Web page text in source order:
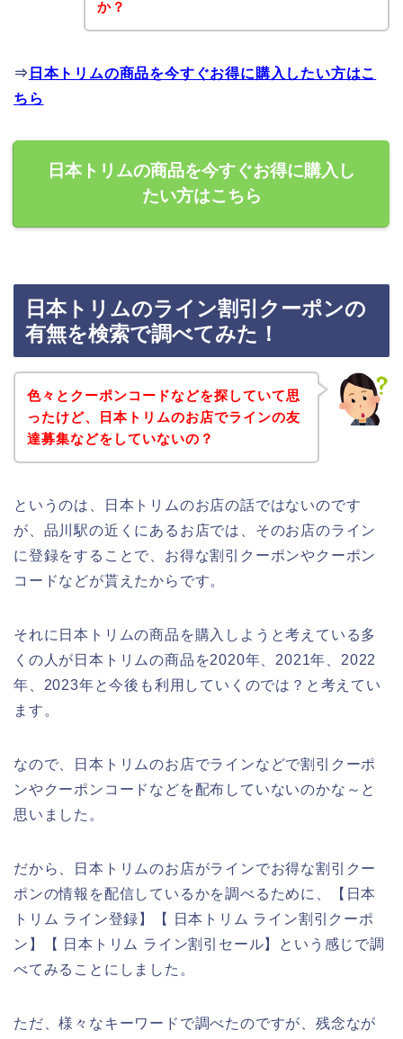
か？
⇒ 日本トリムの商品を今すぐお得に購入したい方はこ
ちら
日本トリムの商品を今すぐお得に購入し
たい方はこちら
日本トリムのライン割引クーポンの
有無を検索で調べてみた！
色々とクーポンコードなどを探していて思
ったけど、日本トリムのお店でラインの友
達募集などをしていないの？
というのは、日本トリムのお店の話ではないのです
が、品川駅の近くにあるお店では、そのお店のライン
に登録をすることで、お得な割引クーポンやクーポン
コードなどが貰えたからです。
それに日本トリムの商品を購入しようと考えている多
くの人が日本トリムの商品を2020年、2021年、2022
年、2023年と今後も利用していくのでは？と考えてい
ます。
なので、日本トリムのお店でラインなどで割引クーポ
ンやクーポンコードなどを配布していないのかな～と
思いました。
だから、日本トリムのお店がラインでお得な割引クー
ポンの情報を配信しているかを調べるために、【日本
トリム ライン登録】【 日本トリム ライン割引クーポ
ン】【 日本トリム ライン割引セール】という感じで調
べてみることにしました。
ただ、様々なキーワードで調べたのですが、残念なが